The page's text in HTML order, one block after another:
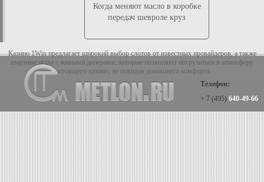
Когда меняют масло в коробке
передач шевроле круз
Казино 1Win предлагает широкий выбор слотов от известных провайдеров, а также
азартные игры с живыми дилерами, которые позволяют погрузиться в атмосферу
настоящего казино, не покидая домашнего комфорта.
Телефон:
+ 7 (495) 640-49-66